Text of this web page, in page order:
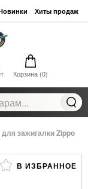
Хиты продаж
Корзина (0)
зажигалки Zippo
В ИЗБРАННОЕ